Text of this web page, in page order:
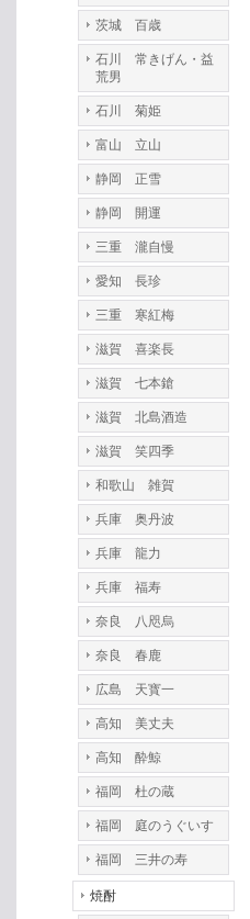
茨城 百歳
石川 常きげん・益
荒男
石川 菊姫
富山 立山
静岡 正雪
静岡 開運
三重 瀧自慢
愛知 長珍
三重 寒紅梅
滋賀 喜楽長
滋賀 七本鎗
滋賀 北島酒造
滋賀 笑四季
和歌山 雑賀
兵庫 奥丹波
兵庫 龍力
兵庫 福寿
奈良 八咫烏
奈良 春鹿
広島 天寳一
高知 美丈夫
高知 酔鯨
福岡 杜の蔵
福岡 庭のうぐいす
福岡 三井の寿
焼酎